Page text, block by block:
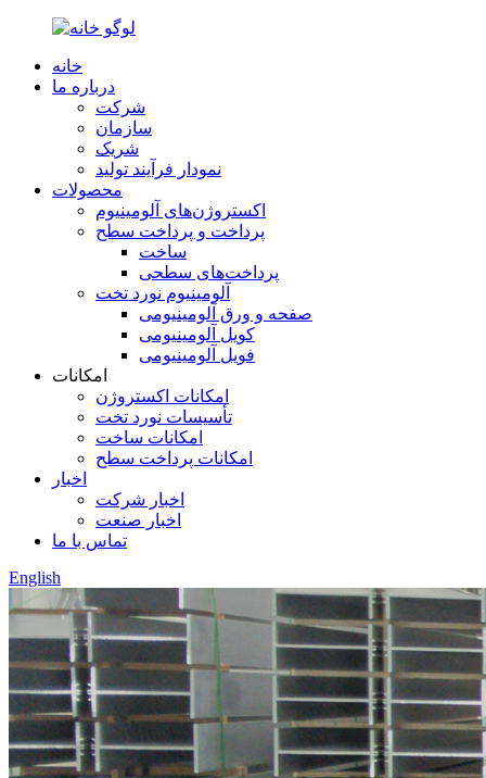
خانه
درباره ما
شرکت
سازمان
شریک
نمودار فرآیند تولید
محصولات
اکستروژن‌های آلومینیوم
پرداخت و پرداخت سطح
ساخت
پرداخت‌های سطحی
آلومینیوم نورد تخت
صفحه و ورق آلومینیومی
کویل آلومینیومی
فویل آلومینیومی
امکانات
امکانات اکستروژن
تأسیسات نورد تخت
امکانات ساخت
امکانات پرداخت سطح
اخبار
اخبار شرکت
اخبار صنعت
تماس با ما
English